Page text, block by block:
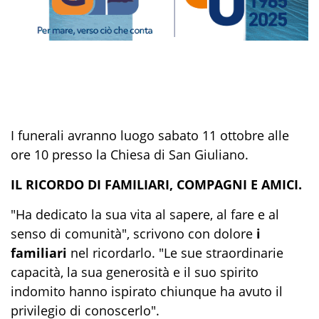
I funerali avranno luogo sabato 11 ottobre alle
ore 10 presso la Chiesa di San Giuliano.
IL RICORDO DI FAMILIARI, COMPAGNI E AMICI.
"Ha dedicato la sua vita al sapere, al fare e al
senso di comunità", scrivono con dolore i
familiari nel ricordarlo. "Le sue straordinarie
capacità, la sua generosità e il suo spirito
indomito hanno ispirato chiunque ha avuto il
privilegio di conoscerlo".